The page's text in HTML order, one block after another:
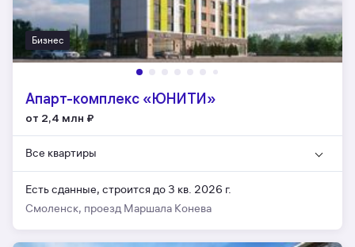
Бизнес
Апарт-комплекс «ЮНИТИ»
от 2,4 млн ₽
Все квартиры
Есть сданные, строится до 3 кв. 2026 г.
Смоленск, проезд Маршала Конева